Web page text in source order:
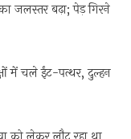
जलस्तर बढ़ा; पेड़ गिरने
में चले ईंट-पत्थर, दुल्हन